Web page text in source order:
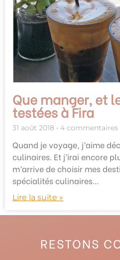
Que manger, et
testées à Fira
31 août 2018 4 commentaires
Quand je voyage, j’aime
culinaires. Et j’irai encore
m’arrive de choisir mes
spécialités culinaires…
Lire la suite »
RESTONS